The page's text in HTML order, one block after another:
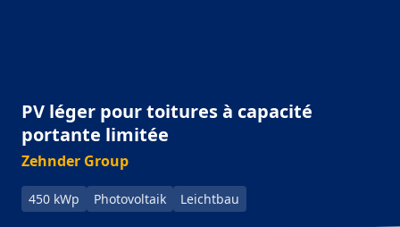
PV léger pour toitures à capacité
portante limitée
Zehnder Group
450 kWp Photovoltaik Leichtbau